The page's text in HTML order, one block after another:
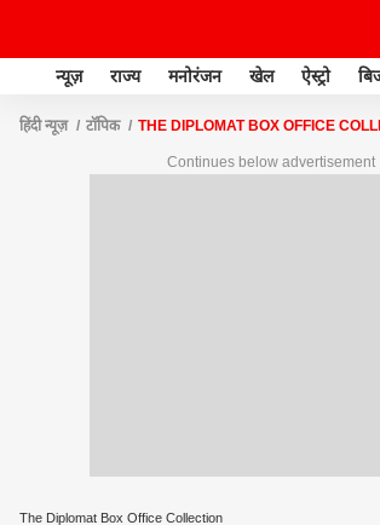
न्यूज़ राज्य मनोरंजन खेल ऐस्ट्रो
हिंदी न्यूज़ टॉपिक THE DIPLOMAT BOX OFFICE
Continues below advertisement
The Diplomat Box Office Collection